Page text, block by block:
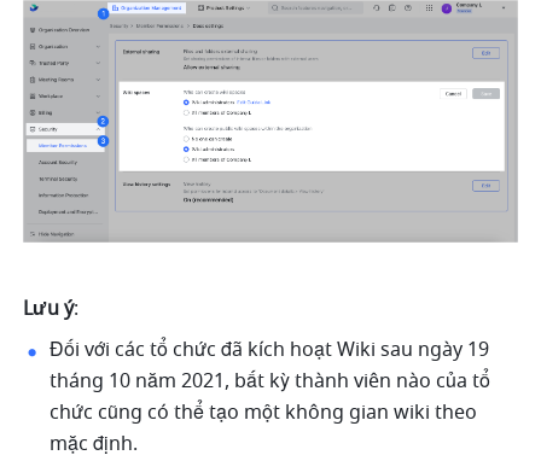
Lưu ý:
Đối với các tổ chức đã kích hoạt Wiki sau ngày 19
tháng 10 năm 2021, bất kỳ thành viên nào của tổ
chức cũng có thể tạo một không gian wiki theo
mặc định.